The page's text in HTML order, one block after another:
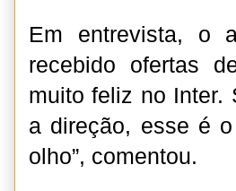
Em entrevista, o
recebido ofertas
muito feliz no Inter.
a direção, esse é
olho”, comentou.